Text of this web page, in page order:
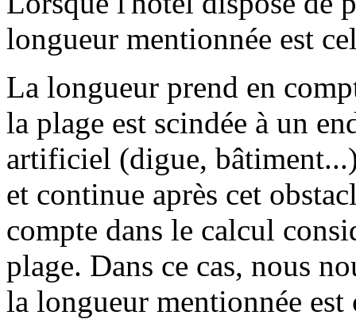
longueur mentionnée est
La longueur prend en
la plage est scindée à un
artificiel (digue,
et continue après cet
compte dans le calcul
plage. Dans ce cas, nous
la longueur mentionnée